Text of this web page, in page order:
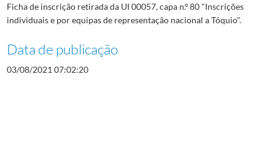
Ficha de inscrição retirada da UI 00057, capa n.º 80 "Inscrições
individuais e por equipas de representação nacional a Tóquio".
Data de publicação
03/08/2021 07:02:20